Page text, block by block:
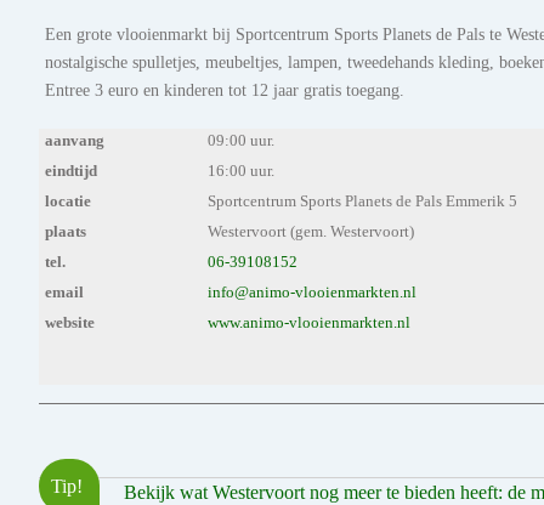
Een grote vlooienmarkt bij Sportcentrum Sports Planets de Pals te
nostalgische spulletjes, meubeltjes, lampen, tweedehands kleding,
Entree 3 euro en kinderen tot 12 jaar gratis toegang.
aanvang
09:00 uur.
eindtijd
16:00 uur.
locatie
Sportcentrum Sports Planets de Pals Emmerik 5
plaats
Westervoort (gem. Westervoort)
tel.
06-39108152
email
info@animo-vlooienmarkten.nl
website
www.animo-vlooienmarkten.nl
Tip! Bekijk wat Westervoort nog meer te bieden heeft: de